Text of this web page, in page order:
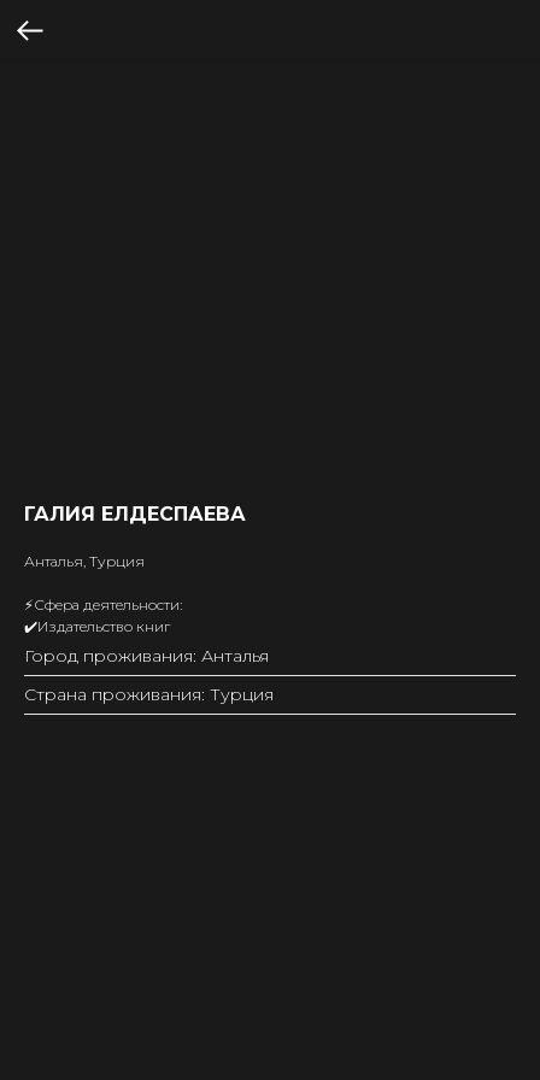
ГАЛИЯ ЕЛДЕСПАЕВА
Анталья, Турция
⚡️Сфера деятельности:
✔️Издательство книг
Город проживания: Анталья
Страна проживания: Турция